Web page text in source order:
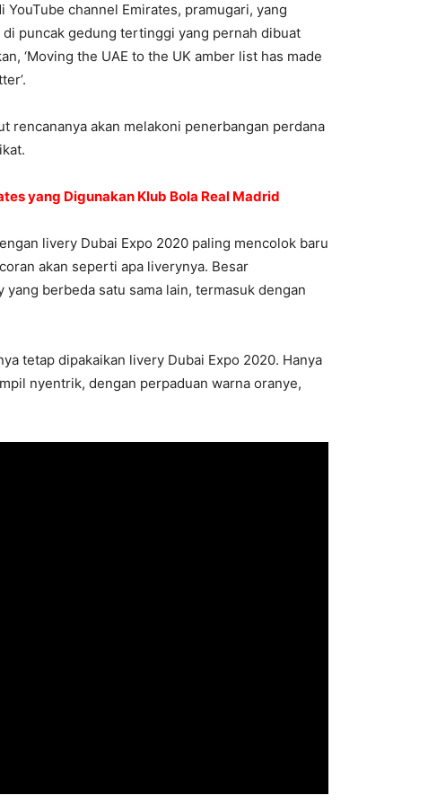
channel Emirates, pramugari, yang
puncak gedung tertinggi yang pernah dibuat
‘Moving the UAE to the UK amber list has made
rencananya akan melakoni penerbangan perdana
yang Digunakan Klub Bola Real Madrid
livery Dubai Expo 2020 paling mencolok baru
akan seperti apa liverynya. Besar
berbeda satu sama lain, termasuk dengan
tetap dipakaikan livery Dubai Expo 2020. Hanya
nyentrik, dengan perpaduan warna oranye,